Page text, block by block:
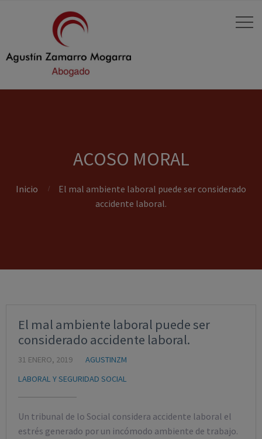
ACOSO MORAL
Inicio
El mal ambiente laboral puede ser considerado
accidente laboral.
El mal ambiente laboral puede ser
considerado accidente laboral.
31 ENERO, 2019
AGUSTINZM
LABORAL Y SEGURIDAD SOCIAL
Un tribunal de lo Social considera accidente laboral el
estrés generado por un incómodo ambiente de trabajo.